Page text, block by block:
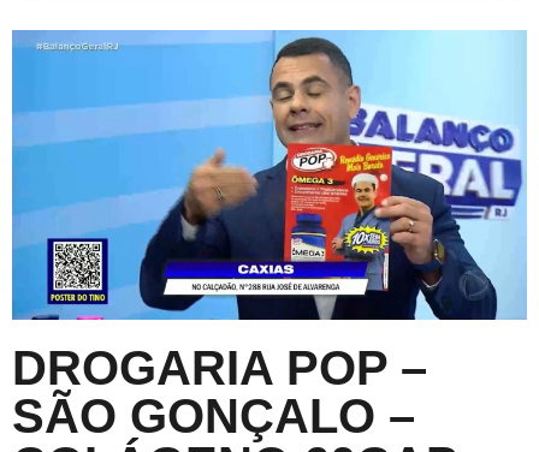
DROGARIA POP –
SÃO GONÇALO –